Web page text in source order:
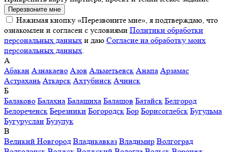
Перезвоните мне
Нажимая кнопку «Перезвоните мне», я подтверждаю, что
ознакомлен и согласен с условиями Политики обработки
персональных данных и даю Согласие на обработку моих
персональных данных.
А
Абакан Азнакаево Азов Альметьевск Анапа Арзамас
Астрахань Аткарск Ахтубинск Ачинск
Б
Балаково Балахна Балашиха Балашов Батайск Белгород
Белореченск Березники Богородск Бор Борисоглебск Бугульма
Бугуруслан Бузулук
В
Великий Новгород Владикавказ Владимир Волгоград